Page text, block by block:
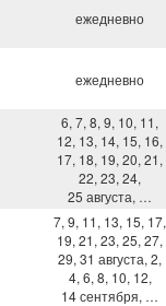
ежедневно
ежедневно
6, 7, 8, 9, 10, 11,
12, 13, 14, 15, 16,
17, 18, 19, 20, 21,
22, 23, 24,
25 августа, …
7, 9, 11, 13, 15, 17,
19, 21, 23, 25, 27,
29, 31 августа, 2,
4, 6, 8, 10, 12,
14 сентября, …